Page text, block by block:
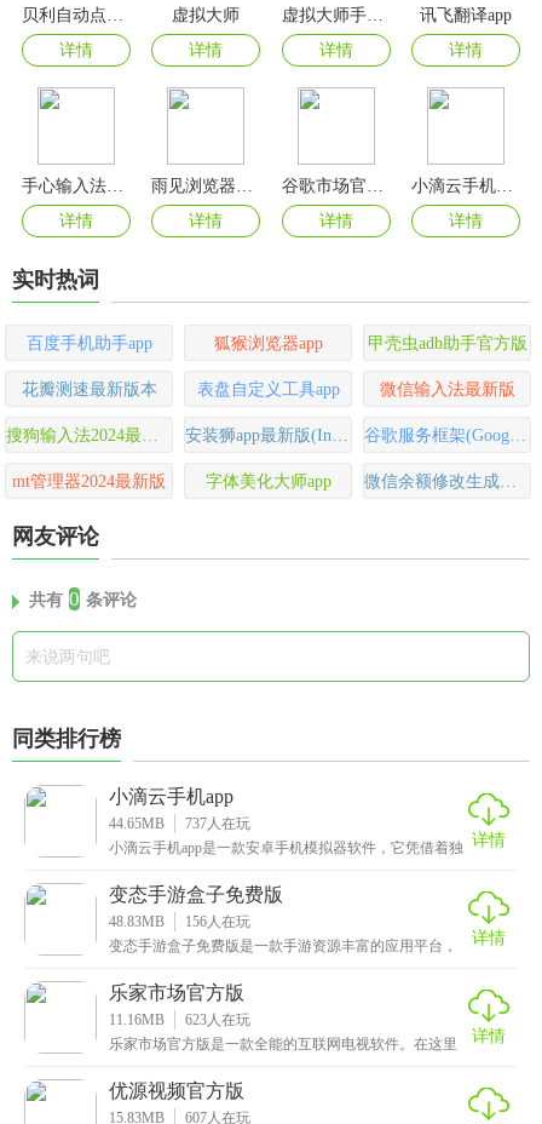
详情
虚拟大师
详情
虚拟大师手机版
详情
讯飞翻译app
详情
手心输入法免费版
详情
雨见浏览器最新版
详情
谷歌市场官方版
详情
小滴云手机官方版
详情
实时热词
百度手机助手app 狐猴浏览器app 甲壳虫adb助手官方版
花瓣测速最新版本 表盘自定义工具app 微信输入法最新版
搜狗输入法2024最新版本 安装狮app最新版(Install Lion) 谷歌服务框架(Google Play 服务)
mt管理器2024最新版 字体美化大师app 微信余额修改生成器手机版(钱包模拟器)
网友评论
共有 0 条评论
同类排行榜
小滴云手机app
44.65MB 737人在玩
小滴云手机app是一款安卓手机模拟器软件，它凭借着独 详情
变态手游盒子免费版
48.83MB 156人在玩
变态手游盒子免费版是一款手游资源丰富的应用平台，
是全
详情
乐家市场官方版
11.16MB 623人在玩
乐家市场官方版是一款全能的互联网电视软件。在这里
播、纯
详情
优源视频官方版
15.83MB 607人在玩